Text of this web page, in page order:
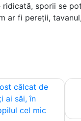
sporii se
ar fi pereții,
călcat de
ai săi, în
cel mic